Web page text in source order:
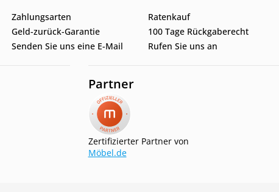
Zahlungsarten
Ratenkauf
Geld-zurück-Garantie
100 Tage Rückgaberecht
Senden Sie uns eine E-Mail
Rufen Sie uns an
Partner
Zertifizierter Partner von
Möbel.de